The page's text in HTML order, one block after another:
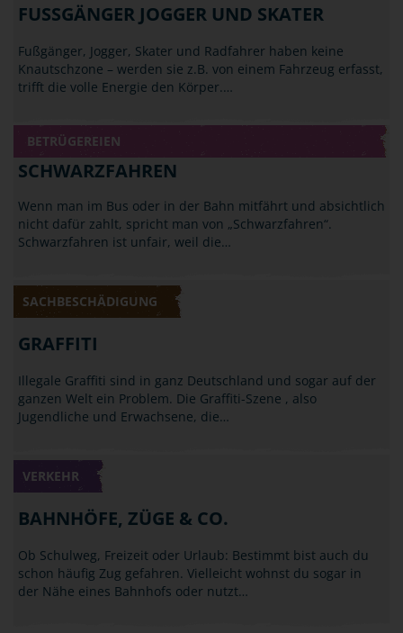
FUSSGÄNGER JOGGER UND SKATER
Fußgänger, Jogger, Skater und Radfahrer haben keine
Knautschzone – werden sie z.B. von einem Fahrzeug erfasst,
trifft die volle Energie den Körper.…
BETRÜGEREIEN
SCHWARZFAHREN
Wenn man im Bus oder in der Bahn mitfährt und absichtlich
nicht dafür zahlt, spricht man von „Schwarzfahren“.
Schwarzfahren ist unfair, weil die…
SACHBESCHÄDIGUNG
GRAFFITI
Illegale Graffiti sind in ganz Deutschland und sogar auf der
ganzen Welt ein Problem. Die Graffiti-Szene , also
Jugendliche und Erwachsene, die…
VERKEHR
BAHNHÖFE, ZÜGE & CO.
Ob Schulweg, Freizeit oder Urlaub: Bestimmt bist auch du
schon häufig Zug gefahren. Vielleicht wohnst du sogar in
der Nähe eines Bahnhofs oder nutzt…